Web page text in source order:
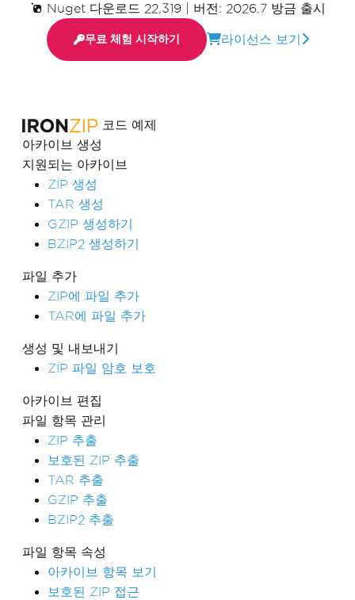
코드 예제
아카이브 생성
지원되는 아카이브
ZIP 생성
TAR 생성
GZIP 생성하기
BZIP2 생성하기
파일 추가
ZIP에 파일 추가
TAR에 파일 추가
생성 및 내보내기
ZIP 파일 암호 보호
아카이브 편집
파일 항목 관리
ZIP 추출
보호된 ZIP 추출
TAR 추출
GZIP 추출
BZIP2 추출
파일 항목 속성
아카이브 항목 보기
보호된 ZIP 접근
Nuget 다운로드 22,319| 버전: 2026.7 방금 출시
무료 체험 시작하기 라이선스 보기